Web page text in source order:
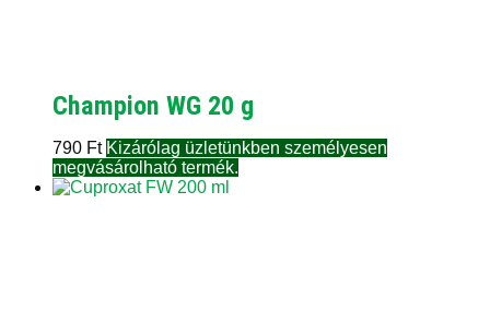
Champion WG 20 g
790 Ft Kizárólag üzletünkben személyesen
megvásárolható termék.